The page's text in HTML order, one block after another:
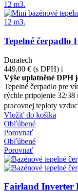
Tepelné čerpadlo
Duratech
449,00 € (s DPH) i
Výše uplatněné DPH
Tepelné čerpadlo pre
rýchle pripojenie 32/
pracovnej teploty
Vložiť do košíka
Obľúbené
Porovnať
Obľúbené
Porovnať
Fairland Inverter